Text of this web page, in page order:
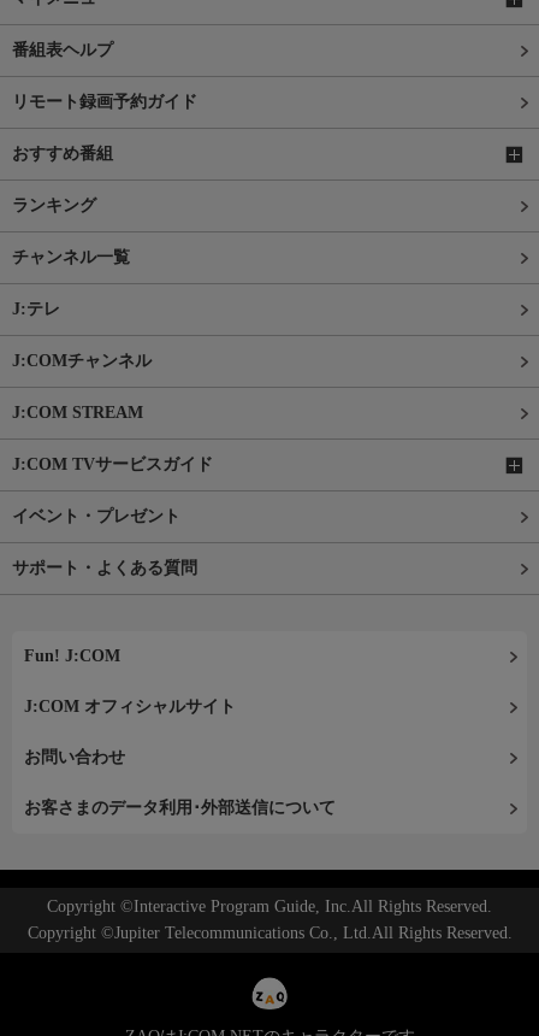
番組表ヘルプ
リモート録画予約ガイド
おすすめ番組
ランキング
チャンネル一覧
J:テレ
J:COMチャンネル
J:COM STREAM
J:COM TVサービスガイド
イベント・プレゼント
サポート・よくある質問
Fun! J:COM
J:COM オフィシャルサイト
お問い合わせ
お客さまのデータ利用･外部送信について
Copyright ©Interactive Program Guide, Inc.All Rights Reserved.
Copyright ©Jupiter Telecommunications Co., Ltd.All Rights Reserved.